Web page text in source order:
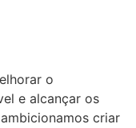
o
e alcançar os
criar